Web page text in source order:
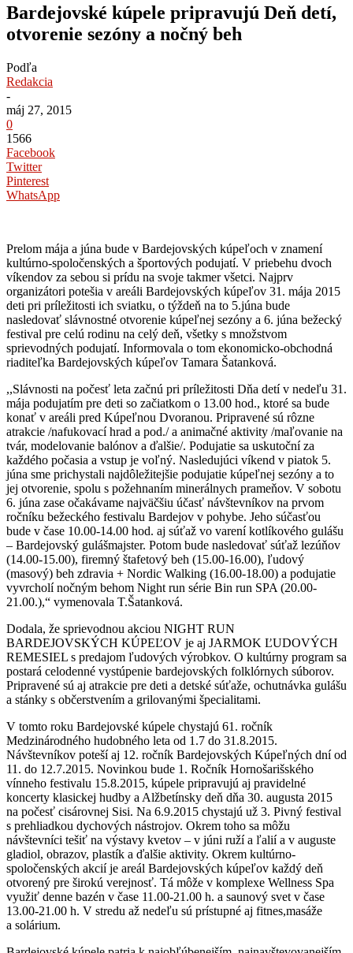
Bardejovské kúpele pripravujú Deň detí,
otvorenie sezóny a nočný beh
Podľa
Redakcia
-
máj 27, 2015
0
1566
Facebook
Twitter
Pinterest
WhatsApp
Prelom mája a júna bude v Bardejovských kúpeľoch v znamení
kultúrno-spoločenských a športových podujatí. V priebehu dvoch
víkendov za sebou si prídu na svoje takmer všetci. Najprv
organizátori potešia v areáli Bardejovských kúpeľov 31. mája 2015
deti pri príležitosti ich sviatku, o týždeň na to 5.júna bude
nasledovať slávnostné otvorenie kúpeľnej sezóny a 6. júna bežecký
festival pre celú rodinu na celý deň, všetky s množstvom
sprievodných podujatí. Informovala o tom ekonomicko-obchodná
riaditeľka Bardejovských kúpeľov Tamara Šatanková.
,,Slávnosti na počesť leta začnú pri príležitosti Dňa detí v nedeľu 31.
mája podujatím pre deti so začiatkom o 13.00 hod., ktoré sa bude
konať v areáli pred Kúpeľnou Dvoranou. Pripravené sú rôzne
atrakcie /nafukovací hrad a pod./ a animačné aktivity /maľovanie na
tvár, modelovanie balónov a ďalšie/. Podujatie sa uskutoční za
každého počasia a vstup je voľný. Nasledujúci víkend v piatok 5.
júna sme prichystali najdôležitejšie podujatie kúpeľnej sezóny a to
jej otvorenie, spolu s požehnaním minerálnych prameňov. V sobotu
6. júna zase očakávame najväčšiu účasť návštevníkov na prvom
ročníku bežeckého festivalu Bardejov v pohybe. Jeho súčasťou
bude v čase 10.00-14.00 hod. aj súťaž vo varení kotlíkového gulášu
– Bardejovský gulášmajster. Potom bude nasledovať súťaž lezúňov
(14.00-15.00), firemný štafetový beh (15.00-16.00), ľudový
(masový) beh zdravia + Nordic Walking (16.00-18.00) a podujatie
vyvrcholí nočným behom Night run série Bin run SPA (20.00-
21.00.),“ vymenovala T.Šatanková.
Dodala, že sprievodnou akciou NIGHT RUN
BARDEJOVSKÝCH KÚPEĽOV je aj JARMOK ĽUDOVÝCH
REMESIEL s predajom ľudových výrobkov. O kultúrny program sa
postará celodenné vystúpenie bardejovských folklórnych súborov.
Pripravené sú aj atrakcie pre deti a detské súťaže, ochutnávka gulášu
a stánky s občerstvením a grilovanými špecialitami.
V tomto roku Bardejovské kúpele chystajú 61. ročník
Medzinárodného hudobného leta od 1.7 do 31.8.2015.
Návštevníkov poteší aj 12. ročník Bardejovských Kúpeľných dní od
11. do 12.7.2015. Novinkou bude 1. Ročník Hornošarišského
vínneho festivalu 15.8.2015, kúpele pripravujú aj pravidelné
koncerty klasickej hudby a Alžbetínsky deň dňa 30. augusta 2015
na počesť cisárovnej Sisi. Na 6.9.2015 chystajú už 3. Pivný festival
s prehliadkou dychových nástrojov. Okrem toho sa môžu
návštevníci tešiť na výstavy kvetov – v júni ruží a ľalií a v auguste
gladiol, obrazov, plastík a ďalšie aktivity. Okrem kultúrno-
spoločenských akcií je areál Bardejovských kúpeľov každý deň
otvorený pre širokú verejnosť. Tá môže v komplexe Wellness Spa
využiť denne bazén v čase 11.00-21.00 h. a saunový svet v čase
13.00-21.00 h. V stredu až nedeľu sú prístupné aj fitnes,masáže
a solárium.